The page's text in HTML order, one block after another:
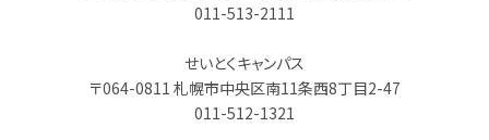
011-513-2111
せいとくキャンパス
〒064-0811 札幌市中央区南11条西8丁目2-47
011-512-1321